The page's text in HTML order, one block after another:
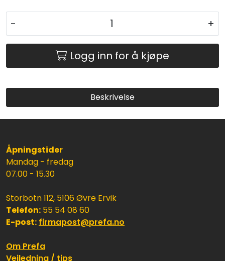
- +
Logg inn for å kjøpe
Beskrivelse
Åpningstider
Mandag - fredag
07.00 - 15.30
Storbotn 112, 5106 Øvre Ervik
Telefon: 55 54 08 60
E-post: firmapost@prefa.no
Om Prefa
Veiledning / tips